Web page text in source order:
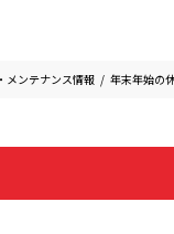
メンテナンス情報 年末年始の